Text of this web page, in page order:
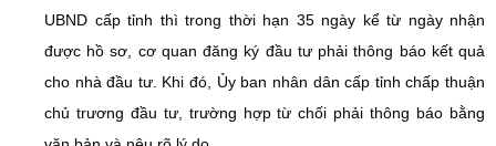
UBND cấp tỉnh thì trong thời hạn 35 ngày kể từ ngày nhận
được hồ sơ, cơ quan đăng ký đầu tư phải thông báo kết quả
cho nhà đầu tư. Khi đó, Ủy ban nhân dân cấp tỉnh chấp thuận
chủ trương đầu tư, trường hợp từ chối phải thông báo bằng